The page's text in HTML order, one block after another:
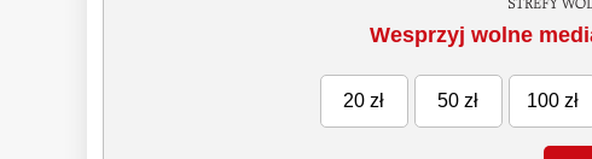
Wesprzyj wolne
20 zł 50 zł 100 zł